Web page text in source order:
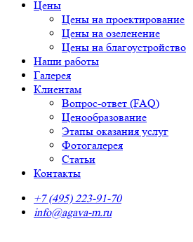
Цены
Цены на проектирование
Цены на озеленение
Цены на благоустройство
Наши работы
Галерея
Клиентам
Вопрос-ответ (FAQ)
Ценообразование
Этапы оказания услуг
Фотогалерея
Статьи
Контакты
+7 (495) 223-91-70
info@agava-m.ru